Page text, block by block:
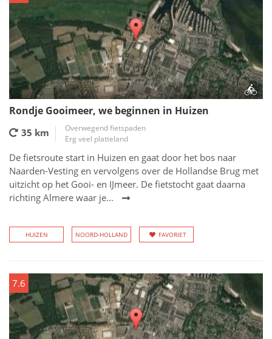
Rondje Gooimeer, we beginnen in Huizen
35 km
Overwegend fietspaden
Erg veel platteland
De fietsroute start in Huizen en gaat door het bos naar
Naarden-Vesting en vervolgens over de Hollandse Brug met
uitzicht op het Gooi- en IJmeer. De fietstocht gaat daarna
richting Almere waar je...
HUIZEN NOORD-HOLLAND FAVORIET
7.6